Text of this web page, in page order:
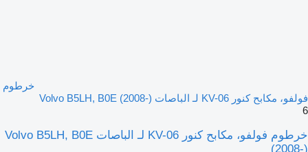
خرطوم
فولفو، مكابح كنور KV-06 لـ الباصات Volvo B5LH, B0E (2008-)
6
خرطوم فولفو، مكابح كنور KV-06 لـ الباصات Volvo B5LH, B0E
(2008-)